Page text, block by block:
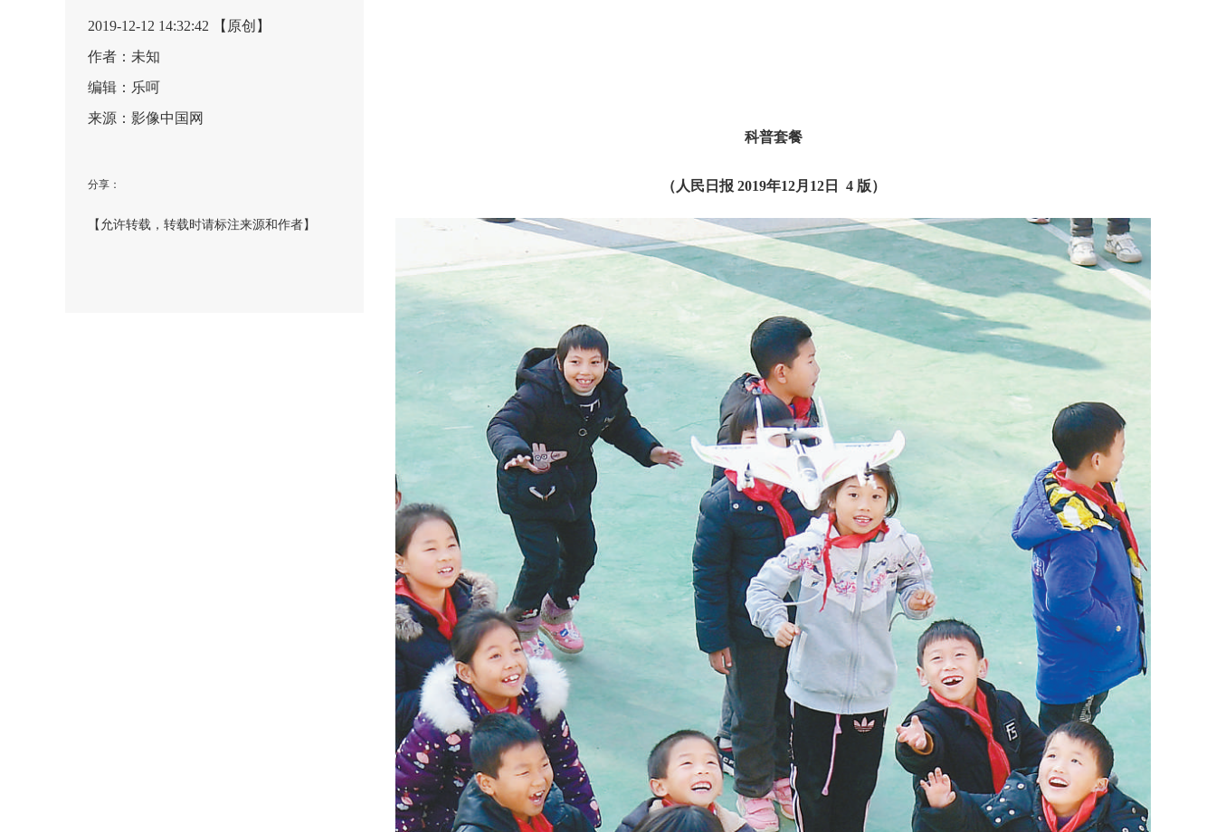
2019-12-12 14:32:42 【原创】
作者：未知
编辑：乐呵
来源：影像中国网
分享：
【允许转载，转载时请标注来源和作者】
科普套餐
（ 人民日报 2019年12月12日 4 版）